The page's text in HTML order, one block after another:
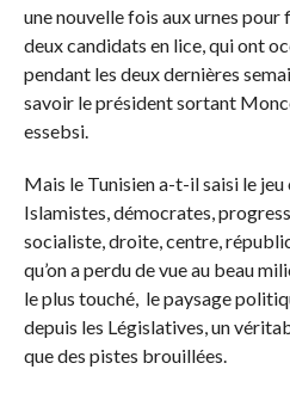
une nouvelle fois aux urnes
deux candidats en lice, qui ont
pendant les deux dernières
savoir le président sortant
essebsi.
Mais le Tunisien a-t-il saisi le jeu
Islamistes, démocrates,
socialiste, droite, centre,
qu’on a perdu de vue au beau
le plus touché, le paysage
depuis les Législatives, un
que des pistes brouillées.